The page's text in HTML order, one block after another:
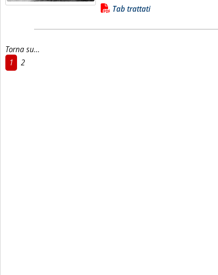
Lista allegati PDF alla notiziaTab trattati
Torna su...
1
2